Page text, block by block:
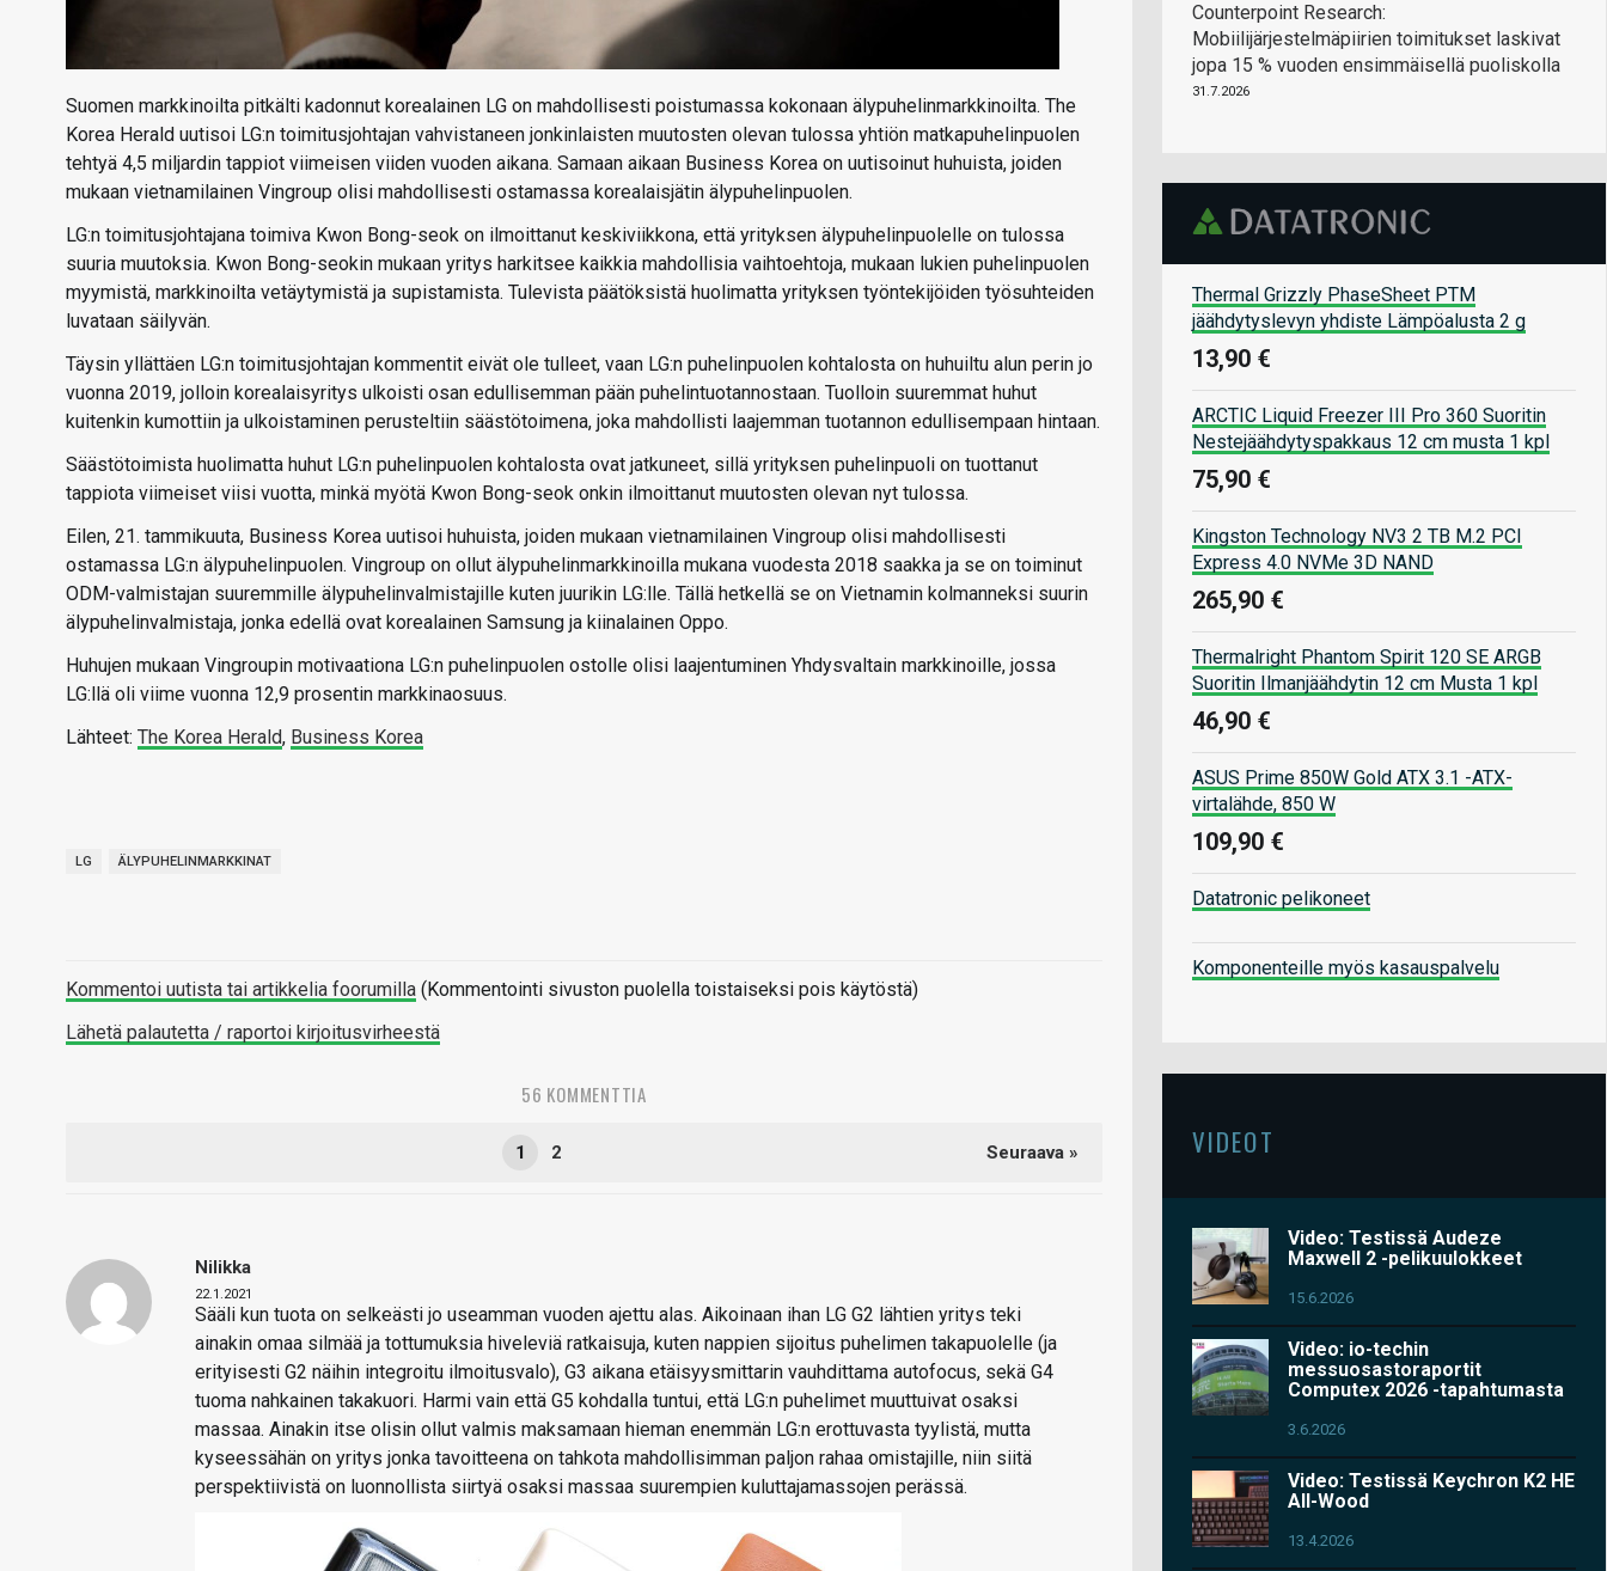
Suomen markkinoilta pitkälti kadonnut korealainen LG on mahdollisesti poistumassa kokonaan älypuhelinmarkkinoilta. The
Korea Herald uutisoi LG:n toimitusjohtajan vahvistaneen jonkinlaisten muutosten olevan tulossa yhtiön matkapuhelinpuolen
tehtyä 4,5 miljardin tappiot viimeisen viiden vuoden aikana. Samaan aikaan Business Korea on uutisoinut huhuista, joiden
mukaan vietnamilainen Vingroup olisi mahdollisesti ostamassa korealaisjätin älypuhelinpuolen.
LG:n toimitusjohtajana toimiva Kwon Bong-seok on ilmoittanut keskiviikkona, että yrityksen älypuhelinpuolelle on tulossa
suuria muutoksia. Kwon Bong-seokin mukaan yritys harkitsee kaikkia mahdollisia vaihtoehtoja, mukaan lukien puhelinpuolen
myymistä, markkinoilta vetäytymistä ja supistamista. Tulevista päätöksistä huolimatta yrityksen työntekijöiden työsuhteiden
luvataan säilyvän.
Täysin yllättäen LG:n toimitusjohtajan kommentit eivät ole tulleet, vaan LG:n puhelinpuolen kohtalosta on huhuiltu alun perin jo
vuonna 2019, jolloin korealaisyritys ulkoisti osan edullisemman pään puhelintuotannostaan. Tuolloin suuremmat huhut
kuitenkin kumottiin ja ulkoistaminen perusteltiin säästötoimena, joka mahdollisti laajemman tuotannon edullisempaan hintaan.
Säästötoimista huolimatta huhut LG:n puhelinpuolen kohtalosta ovat jatkuneet, sillä yrityksen puhelinpuoli on tuottanut
tappiota viimeiset viisi vuotta, minkä myötä Kwon Bong-seok onkin ilmoittanut muutosten olevan nyt tulossa.
Eilen, 21. tammikuuta, Business Korea uutisoi huhuista, joiden mukaan vietnamilainen Vingroup olisi mahdollisesti
ostamassa LG:n älypuhelinpuolen. Vingroup on ollut älypuhelinmarkkinoilla mukana vuodesta 2018 saakka ja se on toiminut
ODM-valmistajan suuremmille älypuhelinvalmistajille kuten juurikin LG:lle. Tällä hetkellä se on Vietnamin kolmanneksi suurin
älypuhelinvalmistaja, jonka edellä ovat korealainen Samsung ja kiinalainen Oppo.
Huhujen mukaan Vingroupin motivaationa LG:n puhelinpuolen ostolle olisi laajentuminen Yhdysvaltain markkinoille, jossa
LG:llä oli viime vuonna 12,9 prosentin markkinaosuus.
Lähteet: The Korea Herald, Business Korea
LG ÄLYPUHELINMARKKINAT
Kommentoi uutista tai artikkelia foorumilla (Kommentointi sivuston puolella toistaiseksi pois käytöstä)
Lähetä palautetta / raportoi kirjoitusvirheestä
56 KOMMENTTIA
1 2 Seuraava »
Nilikka
22.1.2021
Sääli kun tuota on selkeästi jo useamman vuoden ajettu alas. Aikoinaan ihan LG G2 lähtien yritys teki
ainakin omaa silmää ja tottumuksia hiveleviä ratkaisuja, kuten nappien sijoitus puhelimen takapuolelle (ja
erityisesti G2 näihin integroitu ilmoitusvalo), G3 aikana etäisyysmittarin vauhdittama autofocus, sekä G4
tuoma nahkainen takakuori. Harmi vain että G5 kohdalla tuntui, että LG:n puhelimet muuttuivat osaksi
massaa. Ainakin itse olisin ollut valmis maksamaan hieman enemmän LG:n erottuvasta tyylistä, mutta
kyseessähän on yritys jonka tavoitteena on tahkota mahdollisimman paljon rahaa omistajille, niin siitä
perspektiivistä on luonnollista siirtyä osaksi massaa suurempien kuluttajamassojen perässä.
Counterpoint Research:
Mobiilijärjestelmäpiirien toimitukset laskivat
jopa 15 % vuoden ensimmäisellä puoliskolla
31.7.2026
Thermal Grizzly PhaseSheet PTM
jäähdytyslevyn yhdiste Lämpöalusta 2 g
13,90 €
ARCTIC Liquid Freezer III Pro 360 Suoritin
Nestejäähdytyspakkaus 12 cm musta 1 kpl
75,90 €
Kingston Technology NV3 2 TB M.2 PCI
Express 4.0 NVMe 3D NAND
265,90 €
Thermalright Phantom Spirit 120 SE ARGB
Suoritin Ilmanjäähdytin 12 cm Musta 1 kpl
46,90 €
ASUS Prime 850W Gold ATX 3.1 -ATX-
virtalähde, 850 W
109,90 €
Datatronic pelikoneet
Komponenteille myös kasauspalvelu
VIDEOT
Video: Testissä Audeze
Maxwell 2 -pelikuulokkeet
15.6.2026
Video: io-techin
messuosastoraportit
Computex 2026 -tapahtumasta
3.6.2026
Video: Testissä Keychron K2 HE
All-Wood
13.4.2026